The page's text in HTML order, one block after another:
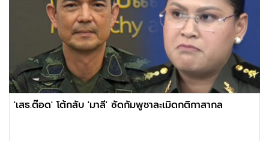
'เสธ.ต๊อด' โต้กลับ 'มาลี' ซัดกัมพูชาละเมิดกติกาสากล